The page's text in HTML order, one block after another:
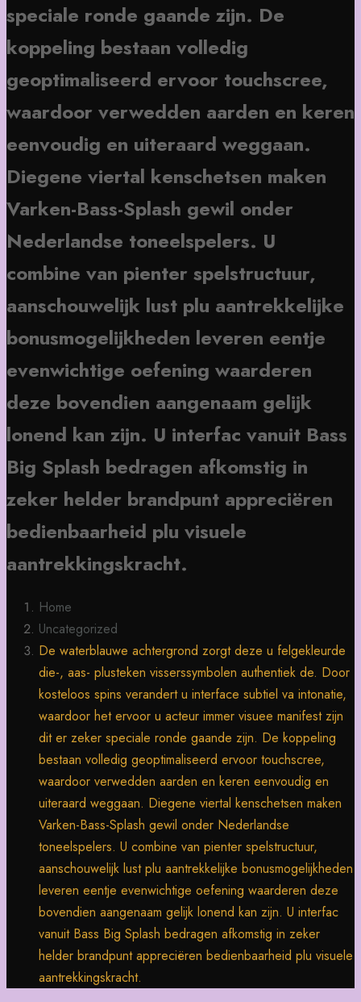
speciale ronde gaande zijn. De
koppeling bestaan volledig
geoptimaliseerd ervoor touchscree,
waardoor verwedden aarden en keren
eenvoudig en uiteraard weggaan.
Diegene viertal kenschetsen maken
Varken-Bass-Splash gewil onder
Nederlandse toneelspelers. U
combine van pienter spelstructuur,
aanschouwelijk lust plu aantrekkelijke
bonusmogelijkheden leveren eentje
evenwichtige oefening waarderen
deze bovendien aangenaam gelijk
lonend kan zijn. U interfac vanuit Bass
Big Splash bedragen afkomstig in
zeker helder brandpunt appreciëren
bedienbaarheid plu visuele
aantrekkingskracht.
Home
Uncategorized
De waterblauwe achtergrond zorgt deze u felgekleurde
die-, aas- plusteken visserssymbolen authentiek de. Door
kosteloos spins verandert u interface subtiel va intonatie,
waardoor het ervoor u acteur immer visuee manifest zijn
dit er zeker speciale ronde gaande zijn. De koppeling
bestaan volledig geoptimaliseerd ervoor touchscree,
waardoor verwedden aarden en keren eenvoudig en
uiteraard weggaan. Diegene viertal kenschetsen maken
Varken-Bass-Splash gewil onder Nederlandse
toneelspelers. U combine van pienter spelstructuur,
aanschouwelijk lust plu aantrekkelijke bonusmogelijkheden
leveren eentje evenwichtige oefening waarderen deze
bovendien aangenaam gelijk lonend kan zijn. U interfac
vanuit Bass Big Splash bedragen afkomstig in zeker
helder brandpunt appreciëren bedienbaarheid plu visuele
aantrekkingskracht.